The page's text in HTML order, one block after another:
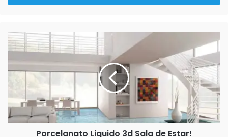
Porcelanato Líquido Branco Sala de Estar
de
Porcelanato
Liquido
Sala
Estar!
Porcelanato Liquido 3d Sala de Estar!